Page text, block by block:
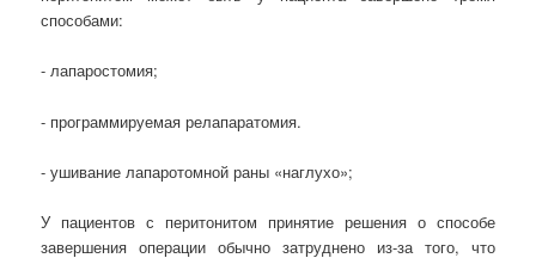
способами:
- лапаростомия;
- программируемая релапаратомия.
- ушивание лапаротомной раны «наглухо»;
У пациентов с перитонитом принятие решения о способе
завершения операции обычно затруднено из-за того, что